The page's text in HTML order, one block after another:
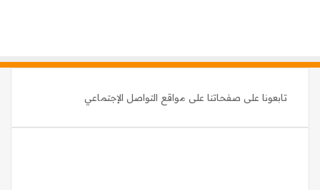
تابعونا على صفحاتنا على مواقع التواصل الإجتماعي